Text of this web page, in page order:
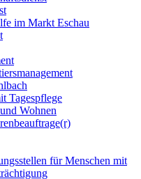
im Markt Eschau
Tagespflege
Wohnen
für Menschen mit